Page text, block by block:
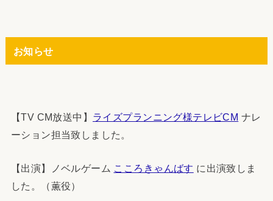
お知らせ
【TV CM放送中】 ライズプランニング様テレビCM ナレ
ーション担当致しました。
【出演】ノベルゲーム こころきゃんばす に出演致しま
した。（薫役）